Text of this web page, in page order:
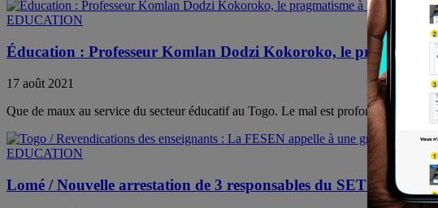
EDUCATION
Éducation : Professeur Komlan Dodzi Kokoroko, le pragmatisme
17 août 2021
Que de maux au service du secteur éducatif au Togo. Le mal est profond.Pendant
EDUCATION
Lomé / Nouvelle arrestation de 3 responsables du SET : La